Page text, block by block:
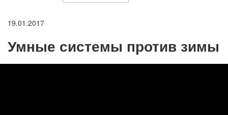
19.01.2017
Умные системы против зимы